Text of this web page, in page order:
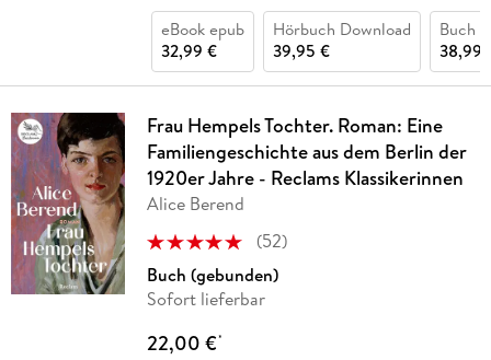
eBook epub
32,99 €
Hörbuch Download
39,95 €
Buch
38,99
Frau Hempels Tochter. Roman: Eine
Familiengeschichte aus dem Berlin der
1920er Jahre - Reclams Klassikerinnen
Alice Berend
(52)
Buch (gebunden)
Sofort lieferbar
22,00 €*